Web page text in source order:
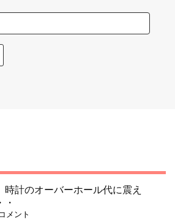
時計のオーバーホール代に震え
・
メント